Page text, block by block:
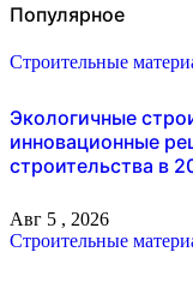
Популярное
Строительные
Экологичные
инновационные
строительства в
Авг 5 , 2026
Строительные